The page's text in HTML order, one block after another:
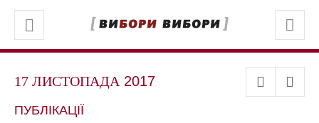
17 ЛИСТОПАДА 2017
ПУБЛІКАЦІЇ